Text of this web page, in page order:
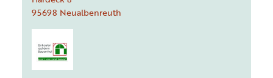
95698 Neualbenreuth